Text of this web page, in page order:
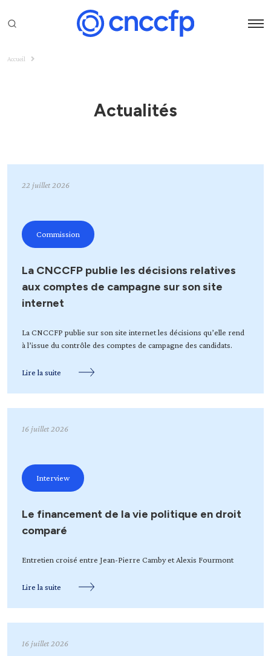
Accueil
Actualités
22 juillet 2026
Commission
La CNCCFP publie les décisions relatives
aux comptes de campagne sur son site
internet
La CNCCFP publie sur son site internet les décisions qu’elle rend
à l’issue du contrôle des comptes de campagne des candidats.
Lire la suite
16 juillet 2026
Interview
Le financement de la vie politique en droit
comparé
Entretien croisé entre Jean-Pierre Camby et Alexis Fourmont
Lire la suite
16 juillet 2026